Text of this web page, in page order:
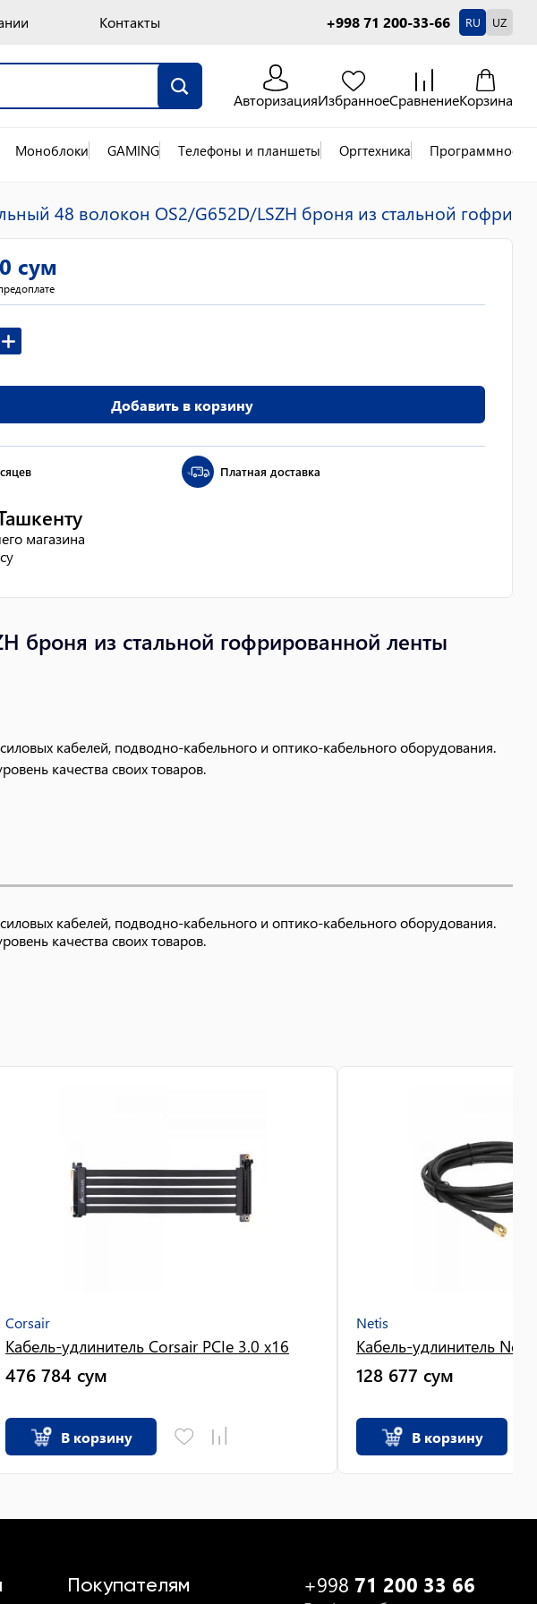
Контакты +998 71 200-33-66 RU UZ
АвторизацияИзбранноеСравнениеКорзина
Моноблоки GAMING Телефоны и планшеты Оргтехника Программное
48 волокон OS2/G652D/LSZH броня из стальной
броня из стальной гофрированной ленты
кабелей, подводно-кабельного и оптико-кабельного оборудования.
качества своих товаров.
сум
Добавить в корзину
Платная доставка
магазина
кабелей, подводно-кабельного и оптико-кабельного оборудования.
качества своих товаров.
Corsair
Кабель-удлинитель Corsair PCIe 3.0 x16
476 784 сум
В корзину
Netis
Кабель-удлинитель
128 677 сум
В корзину
Покупателям +998 71 200 33 66